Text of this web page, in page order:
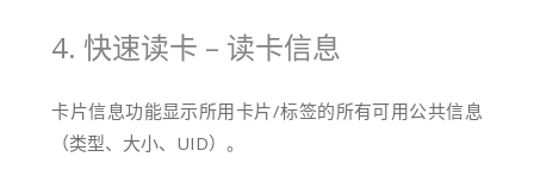
4. 快速读卡 – 读卡信息
卡片信息功能显示所用卡片/标签的所有可用公共信息
（类型、大小、UID）。